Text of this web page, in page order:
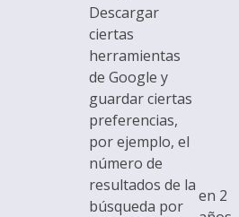
Descargar
ciertas
herramientas
de Google y
guardar ciertas
preferencias,
por ejemplo, el
número de
resultados de la
búsqueda por
en 2